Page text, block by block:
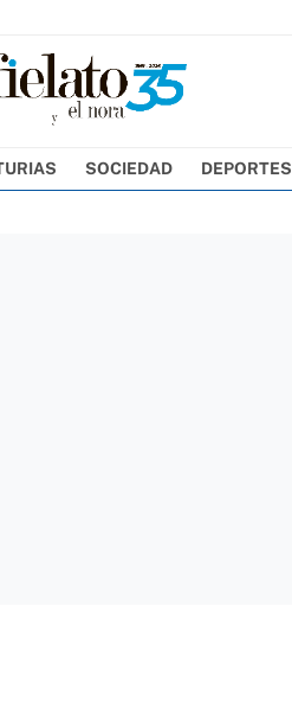
SOCIEDAD DEPORTES